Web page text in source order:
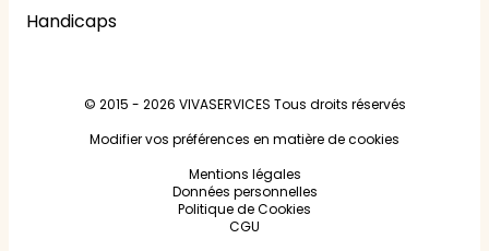
Handicaps
© 2015 - 2026 VIVASERVICES Tous droits réservés
Modifier vos préférences en matière de cookies
Mentions légales
Données personnelles
Politique de Cookies
CGU